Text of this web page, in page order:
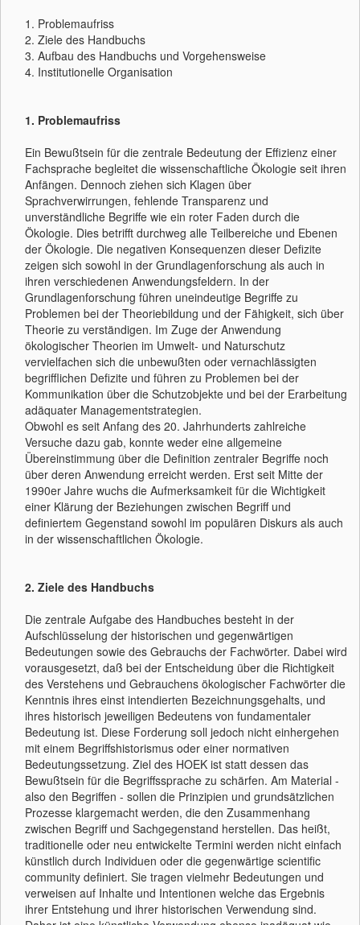
1. Problemaufriss
2. Ziele des Handbuchs
3. Aufbau des Handbuchs und Vorgehensweise
4. Institutionelle Organisation
1. Problemaufriss
Ein Bewußtsein für die zentrale Bedeutung der Effizienz einer
Fachsprache begleitet die wissenschaftliche Ökologie seit ihren
Anfängen. Dennoch ziehen sich Klagen über
Sprachverwirrungen, fehlende Transparenz und
unverständliche Begriffe wie ein roter Faden durch die
Ökologie. Dies betrifft durchweg alle Teilbereiche und Ebenen
der Ökologie. Die negativen Konsequenzen dieser Defizite
zeigen sich sowohl in der Grundlagenforschung als auch in
ihren verschiedenen Anwendungsfeldern. In der
Grundlagenforschung führen uneindeutige Begriffe zu
Problemen bei der Theoriebildung und der Fähigkeit, sich über
Theorie zu verständigen. Im Zuge der Anwendung
ökologischer Theorien im Umwelt- und Naturschutz
vervielfachen sich die unbewußten oder vernachlässigten
begrifflichen Defizite und führen zu Problemen bei der
Kommunikation über die Schutzobjekte und bei der Erarbeitung
adäquater Managementstrategien.
Obwohl es seit Anfang des 20. Jahrhunderts zahlreiche
Versuche dazu gab, konnte weder eine allgemeine
Übereinstimmung über die Definition zentraler Begriffe noch
über deren Anwendung erreicht werden. Erst seit Mitte der
1990er Jahre wuchs die Aufmerksamkeit für die Wichtigkeit
einer Klärung der Beziehungen zwischen Begriff und
definiertem Gegenstand sowohl im populären Diskurs als auch
in der wissenschaftlichen Ökologie.
2. Ziele des Handbuchs
Die zentrale Aufgabe des Handbuches besteht in der
Aufschlüsselung der historischen und gegenwärtigen
Bedeutungen sowie des Gebrauchs der Fachwörter. Dabei wird
vorausgesetzt, daß bei der Entscheidung über die Richtigkeit
des Verstehens und Gebrauchens ökologischer Fachwörter die
Kenntnis ihres einst intendierten Bezeichnungsgehalts, und
ihres historisch jeweiligen Bedeutens von fundamentaler
Bedeutung ist. Diese Forderung soll jedoch nicht einhergehen
mit einem Begriffshistorismus oder einer normativen
Bedeutungssetzung. Ziel des HOEK ist statt dessen das
Bewußtsein für die Begriffssprache zu schärfen. Am Material -
also den Begriffen - sollen die Prinzipien und grundsätzlichen
Prozesse klargemacht werden, die den Zusammenhang
zwischen Begriff und Sachgegenstand herstellen. Das heißt,
traditionelle oder neu entwickelte Termini werden nicht einfach
künstlich durch Individuen oder die gegenwärtige scientific
community definiert. Sie tragen vielmehr Bedeutungen und
verweisen auf Inhalte und Intentionen welche das Ergebnis
ihrer Entstehung und ihrer historischen Verwendung sind.